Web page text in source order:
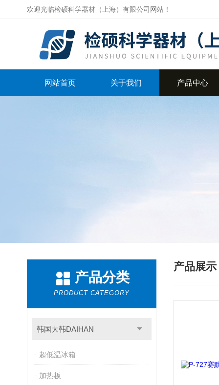
欢迎光临检硕科学器材（上海）有限公司网站！
网站首页 关于我们 产品中心
产品分类
PRODUCT CATEGORY
韩国大韩DAIHAN
超低温冰箱
加热板
产品展示